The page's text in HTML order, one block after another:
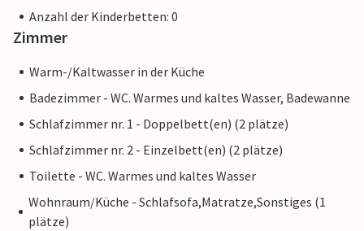
Anzahl der Kinderbetten: 0
Zimmer
Warm-/Kaltwasser in der Küche
Badezimmer - WC. Warmes und kaltes Wasser, Badewanne
Schlafzimmer nr. 1 - Doppelbett(en) (2 plätze)
Schlafzimmer nr. 2 - Einzelbett(en) (2 plätze)
Toilette - WC. Warmes und kaltes Wasser
Wohnraum/Küche - Schlafsofa,Matratze,Sonstiges (1
plätze)